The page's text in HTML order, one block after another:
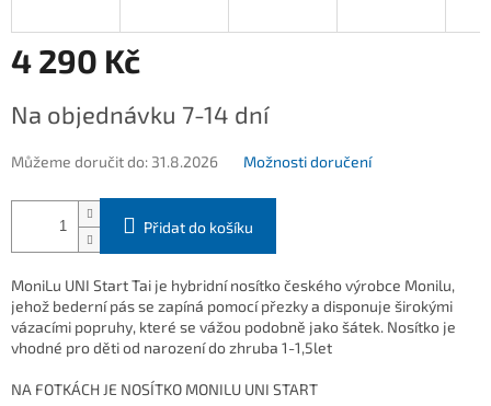
4 290 Kč
cena:
Na objednávku 7-14 dní
Můžeme doručit do: 31.8.2026 Možnosti doručení
Přidat do košíku
MoniLu UNI Start Tai je hybridní nosítko českého výrobce Monilu,
jehož bederní pás se zapíná pomocí přezky a disponuje širokými
vázacími popruhy, které se vážou podobně jako šátek. Nosítko je
vhodné pro děti od narození do zhruba 1-1,5let
NA FOTKÁCH JE NOSÍTKO MONILU UNI START